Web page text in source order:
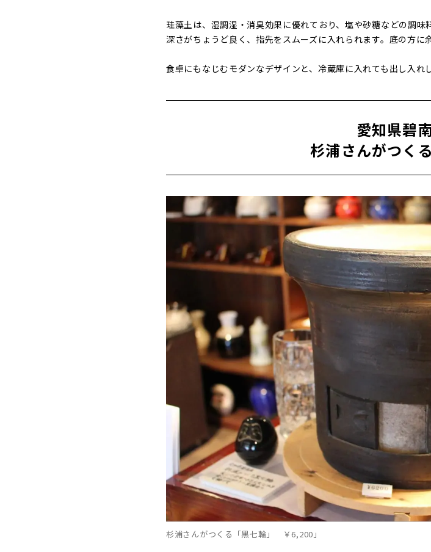
珪藻土は、湿調湿・消臭効果に優れており、塩や砂糖などの調
深さがちょうど良く、指先をスムーズに入れられます。底の方に
食卓にもなじむモダンなデザインと、冷蔵庫に入れても出し入れ
愛知県碧
杉浦さんがつく
杉浦さんがつくる「黒七輪」 ￥6,200」